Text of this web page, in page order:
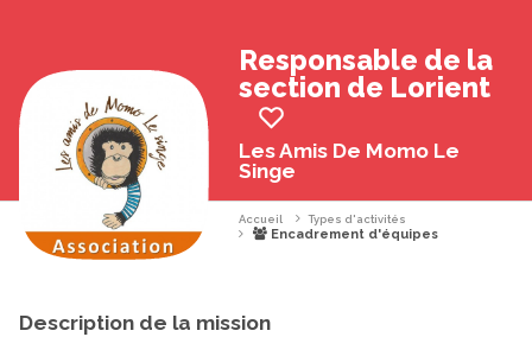
Responsable de la
section de Lorient
Les Amis De Momo Le
Singe
Accueil Types d'activités
Encadrement d'équipes
Description de la mission